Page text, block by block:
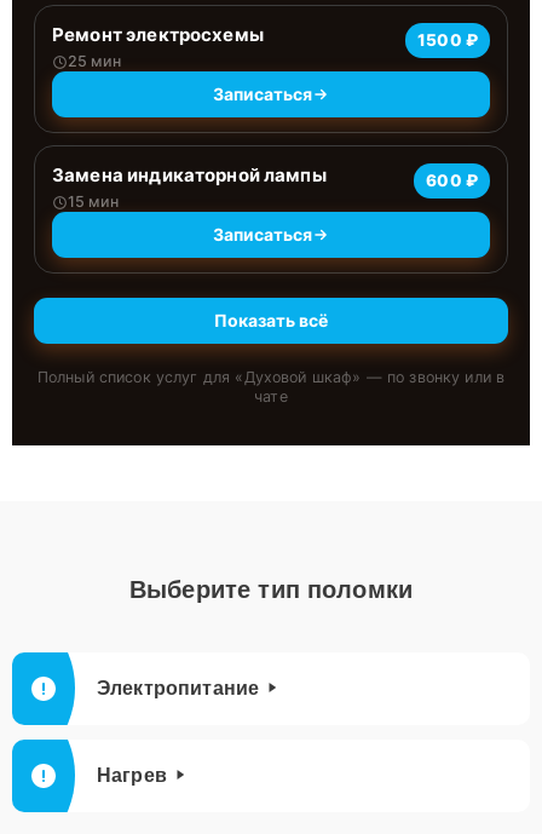
Ремонт электросхемы
25 мин
1500 ₽
Записаться
Замена индикаторной лампы
15 мин
600 ₽
Записаться
Показать всё
Полный список услуг для «Духовой шкаф» — по звонку или в
чате
Выберите тип поломки
Электропитание
Нагрев